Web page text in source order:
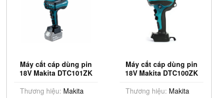
Máy cắt cáp dùng pin
18V Makita DTC101ZK
Thương hiệu: Makita
Máy cắt cáp dùng pin
18V Makita DTC100ZK
Thương hiệu: Makita